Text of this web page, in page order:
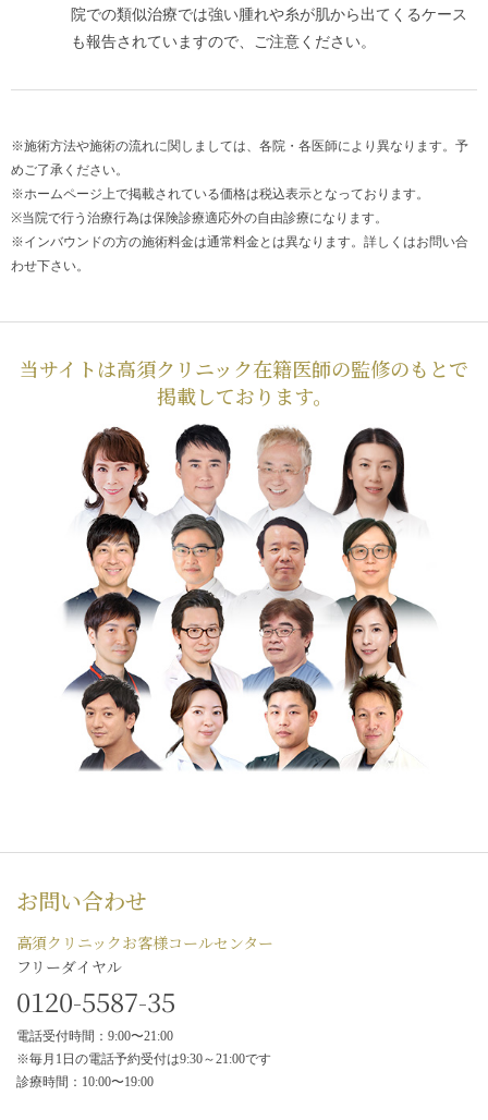
院での類似治療では強い腫れや糸が肌から出てくるケース
も報告されていますので、ご注意ください。
※施術方法や施術の流れに関しましては、各院・各医師により異なります。予
めご了承ください。
※ホームページ上で掲載されている価格は税込表示となっております。
※当院で行う治療行為は保険診療適応外の自由診療になります。
※インバウンドの方の施術料金は通常料金とは異なります。詳しくはお問い合
わせ下さい。
当サイトは高須クリニック在籍医師の監修のもとで
掲載しております。
お問い合わせ
高須クリニックお客様コールセンター
フリーダイヤル
0120-5587-35
電話受付時間：9:00〜21:00
※毎月1日の電話予約受付は9:30～21:00です
診療時間：10:00〜19:00